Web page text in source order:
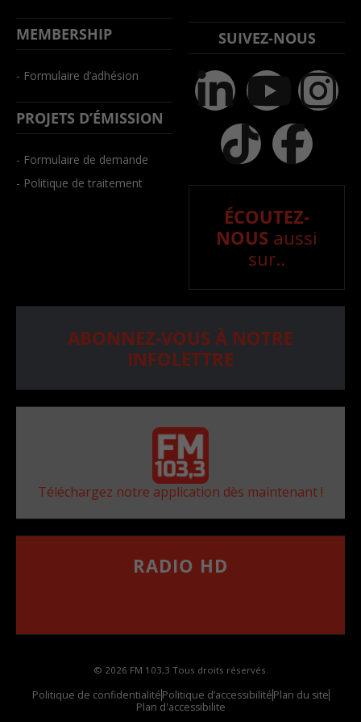
MEMBERSHIP
- Formulaire d’adhésion
PROJETS D’ÉMISSION
- Formulaire de demande
- Politique de traitement
SUIVEZ-NOUS
ÉCOUTEZ-
NOUS aussi
sur..
ABONNEZ-VOUS À NOTRE
INFOLETTRE
Téléchargez notre application dès maintenant !
RADIO HD
© 2026 FM 103,3 Tous droits réservés.
Politique de confidentialitéPolitique d’accessibilitéPlan du site
Plan d'accessibilite